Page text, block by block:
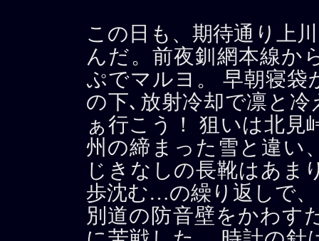
この日も、期待通り上
んだ。前夜釧網本線か
ぷでマルヨ。 早朝寝袋
の下､放射冷却で凛と
ぁ行こう！ 狙いは北見
州の締まった雪と違い
じきなしの長靴はあま
歩沈む…の繰り返しで
別道の防音壁をかわす